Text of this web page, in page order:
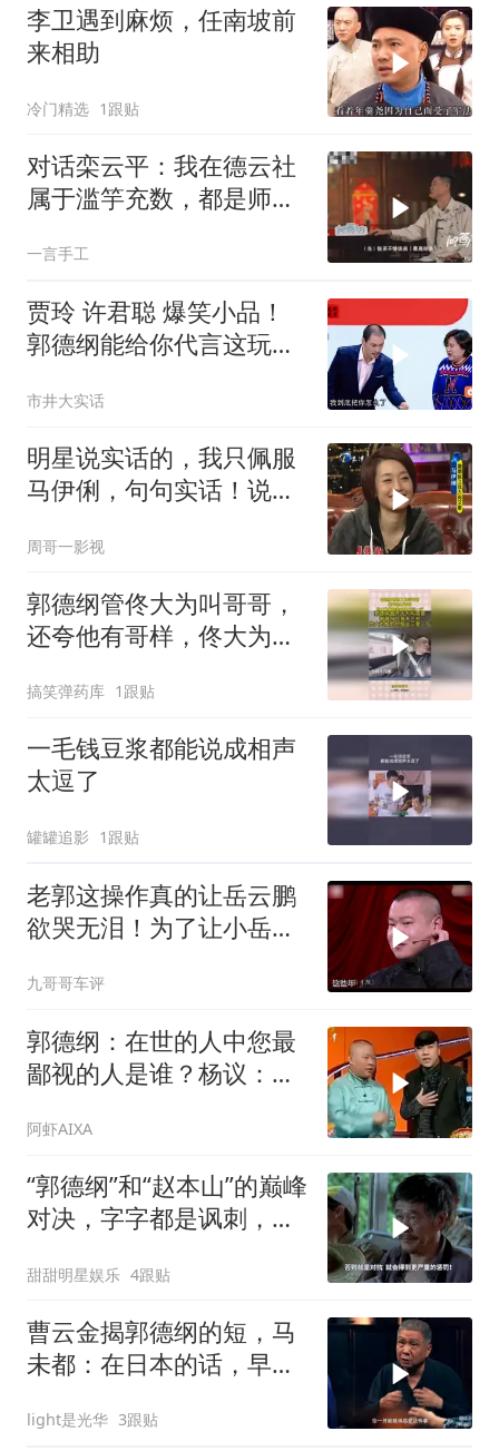
李卫遇到麻烦，任南坡前
来相助
冷门精选 1跟贴
对话栾云平：我在德云社
属于滥竽充数，都是师傅
一言手工
贾玲 许君聪 爆笑小品！
郭德纲能给你代言这玩
市井大实话
明星说实话的，我只佩服
马伊俐，句句实话！说到
周哥一影视
郭德纲管佟大为叫哥哥，
还夸他有哥样，佟大为尴
搞笑弹药库 1跟贴
一毛钱豆浆都能说成相声
太逗了
罐罐追影 1跟贴
老郭这操作真的让岳云鹏
欲哭无泪！为了让小岳岳
九哥哥车评
郭德纲：在世的人中您最
鄙视的人是谁？杨议：是
阿虾AIXA
“郭德纲”和“赵本山”的巅峰
对决，字字都是讽刺，句
甜甜明星娱乐 4跟贴
曹云金揭郭德纲的短，马
未都：在日本的话，早就
light是光华 3跟贴